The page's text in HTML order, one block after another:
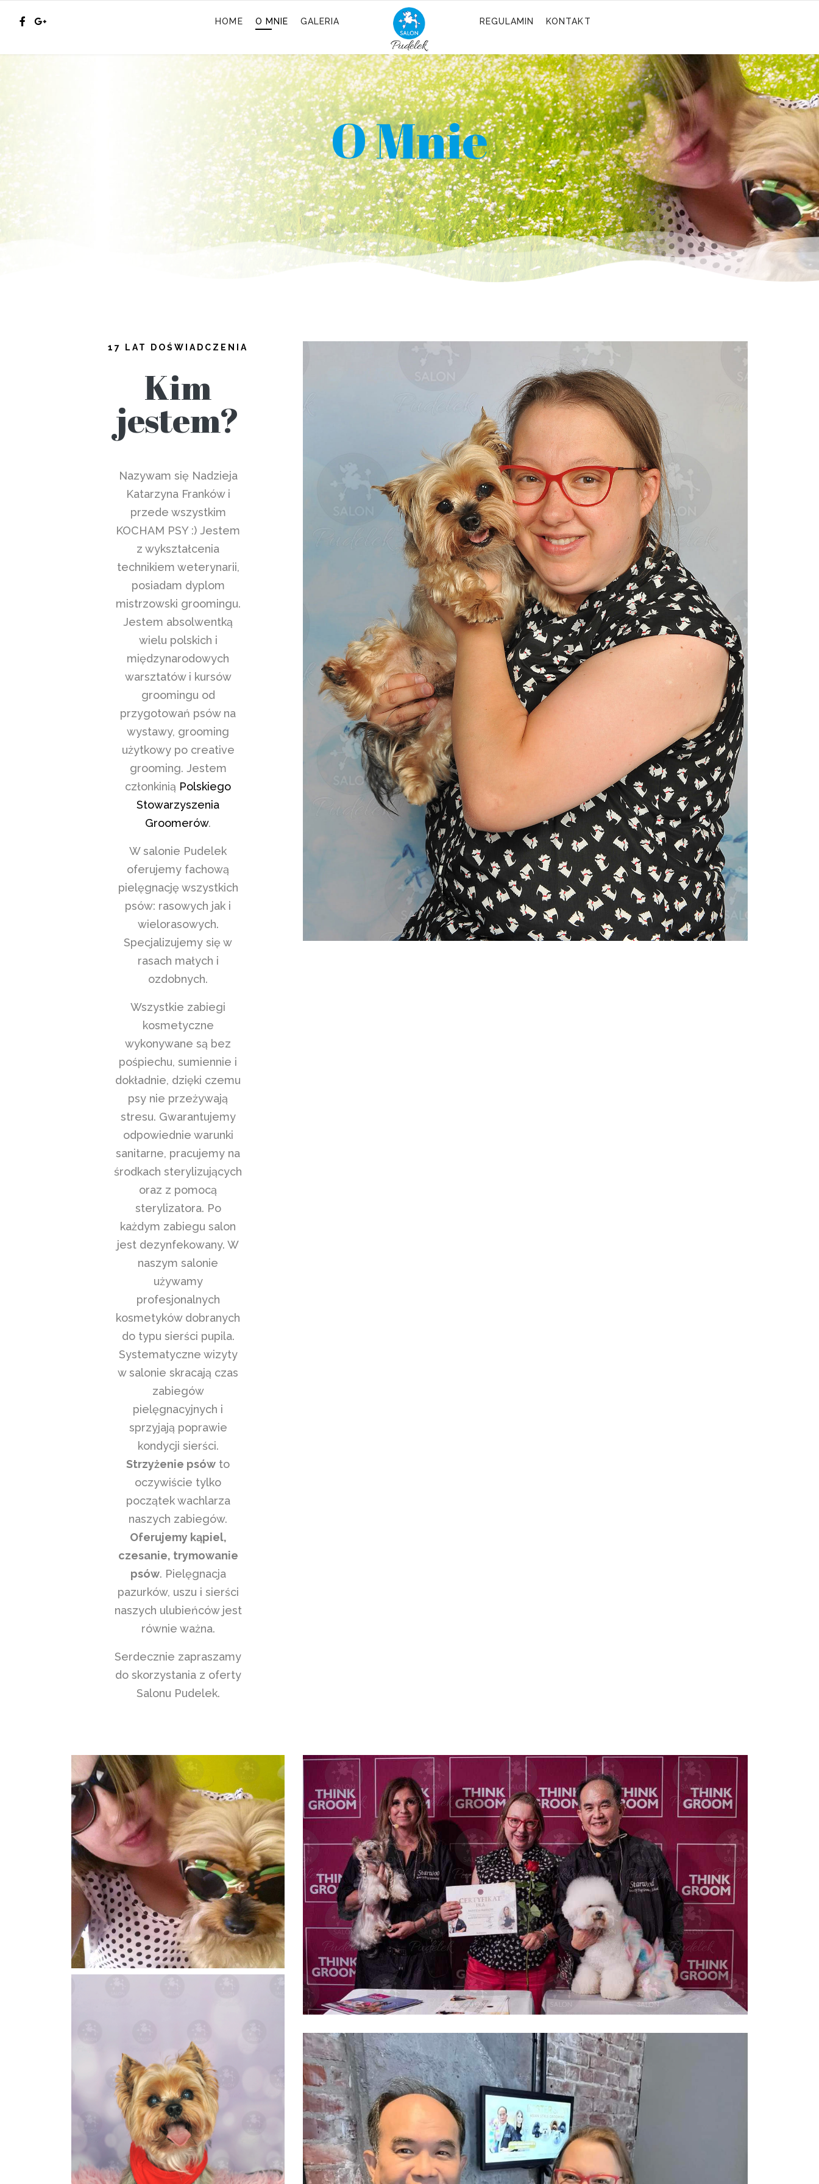
HOME O MNIE GALERIA REGULAMIN KONTAKT
O Mnie
17 LAT DOŚWIADCZENIA
Kim
jestem?
Nazywam się Nadzieja
Katarzyna Franków i
przede wszystkim
KOCHAM PSY :) Jestem
z wykształcenia
technikiem weterynarii,
posiadam dyplom
mistrzowski groomingu.
Jestem absolwentką
wielu polskich i
międzynarodowych
warsztatów i kursów
groomingu od
przygotowań psów na
wystawy, grooming
użytkowy po creative
grooming. Jestem
członkinią Polskiego
Stowarzyszenia
Groomerów.
W salonie Pudelek
oferujemy fachową
pielęgnację wszystkich
psów: rasowych jak i
wielorasowych.
Specjalizujemy się w
rasach małych i
ozdobnych.
Wszystkie zabiegi
kosmetyczne
wykonywane są bez
pośpiechu, sumiennie i
dokładnie, dzięki czemu
psy nie przeżywają
stresu. Gwarantujemy
odpowiednie warunki
sanitarne, pracujemy na
środkach sterylizujących
oraz z pomocą
sterylizatora. Po
każdym zabiegu salon
jest dezynfekowany. W
naszym salonie
używamy
profesjonalnych
kosmetyków dobranych
do typu sierści pupila.
Systematyczne wizyty
w salonie skracają czas
zabiegów
pielęgnacyjnych i
sprzyjają poprawie
kondycji sierści.
Strzyżenie psów to
oczywiście tylko
początek wachlarza
naszych zabiegów.
Oferujemy kąpiel,
czesanie, trymowanie
psów. Pielęgnacja
pazurków, uszu i sierści
naszych ulubieńców jest
równie ważna.
Serdecznie zapraszamy
do skorzystania z oferty
Salonu Pudelek.